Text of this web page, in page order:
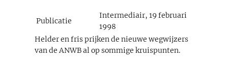
Publicatie
Intermediair, 19 februari
1998
Helder en fris prijken de nieuwe wegwijzers
van de ANWB al op sommige kruispunten.